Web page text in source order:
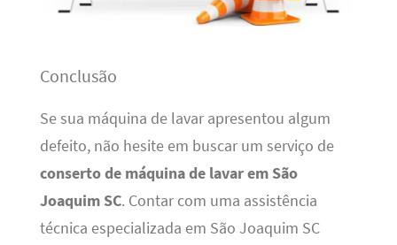
Conclusão
Se sua máquina de lavar apresentou algum
defeito, não hesite em buscar um serviço de
conserto de máquina de lavar em São
Joaquim SC. Contar com uma assistência
técnica especializada em São Joaquim SC